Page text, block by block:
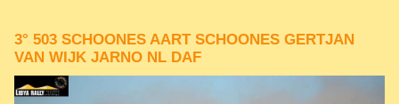
3° 503 SCHOONES AART SCHOONES GERTJAN
VAN WIJK JARNO NL DAF